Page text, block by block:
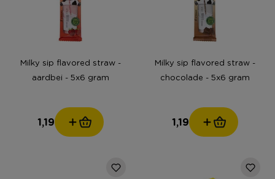
Milky sip flavored straw -
aardbei - 5x6 gram
1,19
Milky sip flavored straw -
chocolade - 5x6 gram
1,19